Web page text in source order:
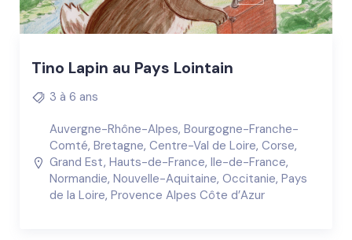
Tino Lapin au Pays Lointain
3 à 6 ans
Auvergne-Rhône-Alpes, Bourgogne-Franche-
Comté, Bretagne, Centre-Val de Loire, Corse,
Grand Est, Hauts-de-France, Ile-de-France,
Normandie, Nouvelle-Aquitaine, Occitanie, Pays
de la Loire, Provence Alpes Côte d’Azur